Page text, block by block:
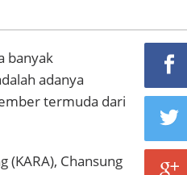
banyak
adanya
termuda dari
(KARA), Chansung